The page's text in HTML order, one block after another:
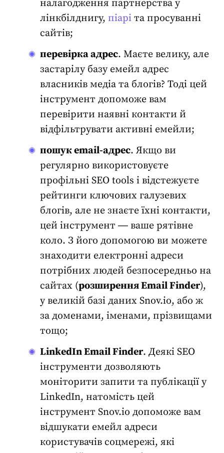
налагодження партнерства у
лінкбілднигу, піарі та просуванні
сайтів;
перевірка адрес. Маєте велику, але
застарілу базу емейл адрес
власників медіа та блогів? Тоді цей
інструмент допоможе вам
перевірити наявні контакти й
відфільтрувати активні емейли;
пошук email-адрес. Якщо ви
регулярно використовуєте
профільні SEO tools і відстежуєте
рейтинги ключових галузевих
блогів, але не знаєте їхні контакти,
цей інструмент ― ваше рятівне
коло. З його допомогою ви можете
знаходити електронні адреси
потрібних людей безпосередньо на
сайтах (розширення Email Finder),
у великій базі даних Snov.io, або ж
за доменами, іменами, прізвищами
тощо;
LinkedIn Email Finder. Деякі SEO
інструменти дозволяють
моніторити запити та публікації у
LinkedIn, натомість цей
інструмент Snov.io допоможе вам
відшукати емейл адреси
користувачів соцмережі, які